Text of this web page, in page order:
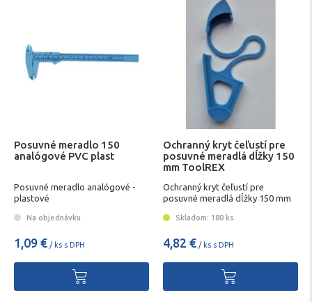
Posuvné meradlo 150
analógové PVC plast
Posuvné meradlo analógové -
plastové
Na objednávku
1,09 € / ks s DPH
Ochranný kryt čeľustí pre
posuvné meradlá dĺžky 150
mm ToolREX
Ochranný kryt čeľustí pre
posuvné meradlá dĺžky 150 mm
Skladom: 180 ks
4,82 € / ks s DPH